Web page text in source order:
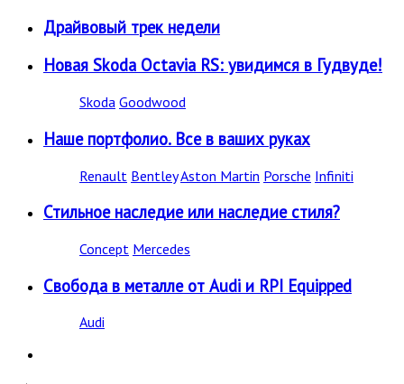
Драйвовый трек недели
Новая Skoda Octavia RS: увидимся в Гудвуде!
Skoda Goodwood
Наше портфолио. Все в ваших руках
Renault BentleyAston Martin Porsche Infiniti
Стильное наследие или наследие стиля?
Concept Mercedes
Свобода в металле от Audi и RPI Equipped
Audi